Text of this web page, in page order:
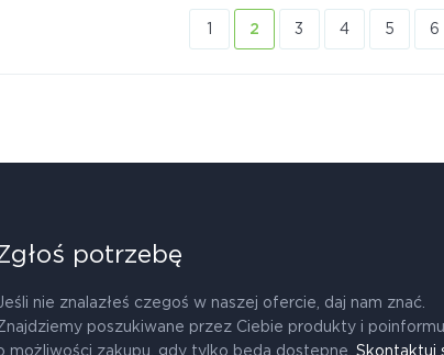
2 3 4 5 6
potrzebę
nie znalazłeś czegoś w naszej ofercie, daj nam znać.
poszukiwane przez Ciebie produkty i
możliwości zakupu, gdy tylko będą dostępne. Skontaktuj